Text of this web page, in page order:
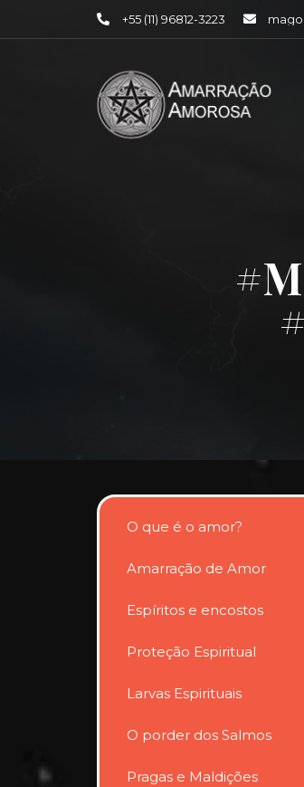
+55 (11) 96812-3223
O que é o amor?
Amarração de Amor
Espíritos e encostos
Proteção Espiritual
Larvas Espirituais
O porder dos Salmos
Pragas e Maldições